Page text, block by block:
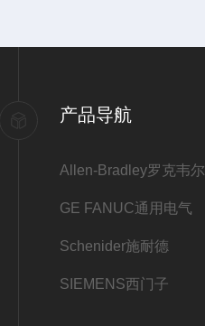
产品导航
Allen-Bradley罗克韦尔
GE FANUC通用电气
Schenider施耐德
SIEMENS西门子